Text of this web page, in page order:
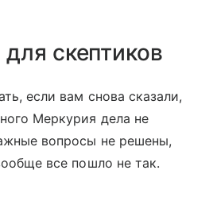
скептиков
если вам снова сказали,
Меркурия дела не
вопросы не решены,
все пошло не так.